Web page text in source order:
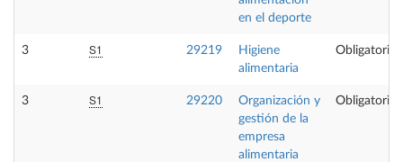
en el deporte
3 S1 29219
Higiene
alimentaria
Obligatoria
3 S1 29220
Organización y
gestión de la
empresa
alimentaria
Obligatoria